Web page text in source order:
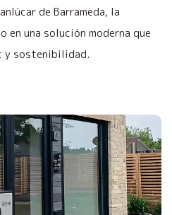
de Barrameda, la
una solución moderna que
y sostenibilidad.